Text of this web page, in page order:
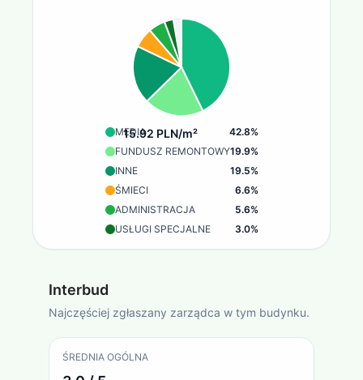
15.92 PLN/m²
MEDIA 42.8%
FUNDUSZ REMONTOWY19.9%
INNE
19.5%
ŚMIECI
6.6%
ADMINISTRACJA
5.6%
USŁUGI SPECJALNE
3.0%
Interbud
Najczęściej zgłaszany zarządca w tym budynku.
ŚREDNIA OGÓLNA